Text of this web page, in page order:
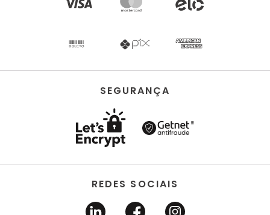
SEGURANÇA
REDES SOCIAIS